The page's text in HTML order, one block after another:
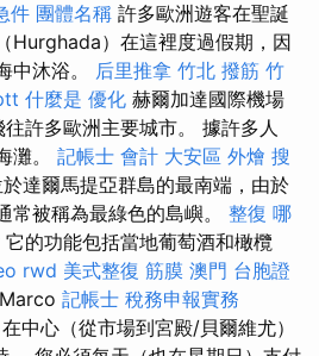
件 團體名稱 許多歐洲遊客在聖誕
Hurghada）在這裡度過假期，因
中沐浴。
后里推拿 竹北 撥筋 竹
什麼是 優化 赫爾加達國際機場
許多歐洲主要城市。 據許多人
灘。 記帳士 會計 大安區 外燴 搜
達爾馬提亞群島的最南端，由於
常被稱為最綠色的島嶼。 整復 哪
它的功能包括當地葡萄酒和橄欖
rwd 美式整復 筋膜 澳門 台胞證
記帳士 稅務申報實務
中心（從市場到宮殿/貝爾維尤）